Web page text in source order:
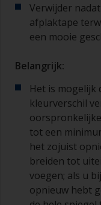
Verwijder
afplaktape
een mooie
Belangrijk:
Het is mogelijk
kleurverschil
tot een
het zojuist
breiden tot
voegen; als u
opnieuw hebt